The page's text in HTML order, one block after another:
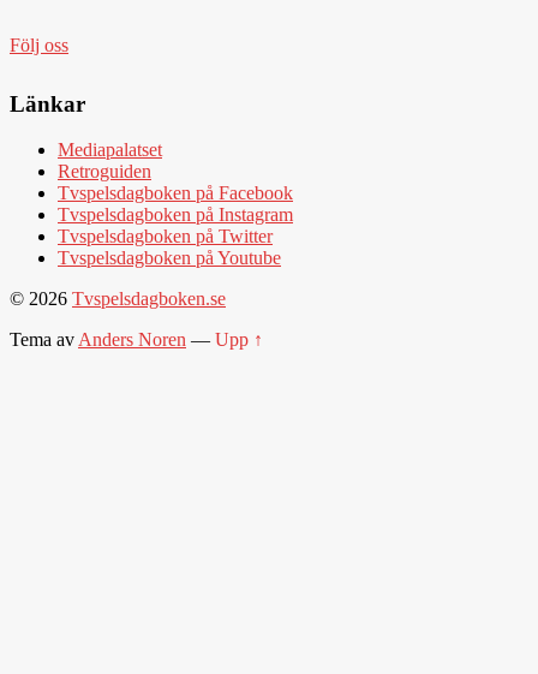
Följ oss
Länkar
Mediapalatset
Retroguiden
Tvspelsdagboken på Facebook
Tvspelsdagboken på Instagram
Tvspelsdagboken på Twitter
Tvspelsdagboken på Youtube
© 2026 Tvspelsdagboken.se
Tema av Anders Noren — Upp ↑